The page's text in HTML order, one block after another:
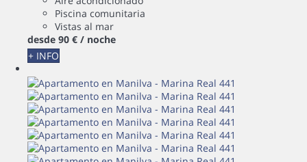
Piscina comunitaria
Vistas al mar
desde 90 € / noche
+ INFO